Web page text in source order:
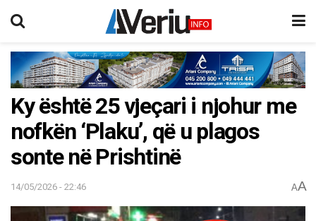
Ky është 25 vjeçari i njohur me
nofkën ‘Plaku’, që u plagos
sonte në Prishtinë
14/05/2026 - 22:46 AA